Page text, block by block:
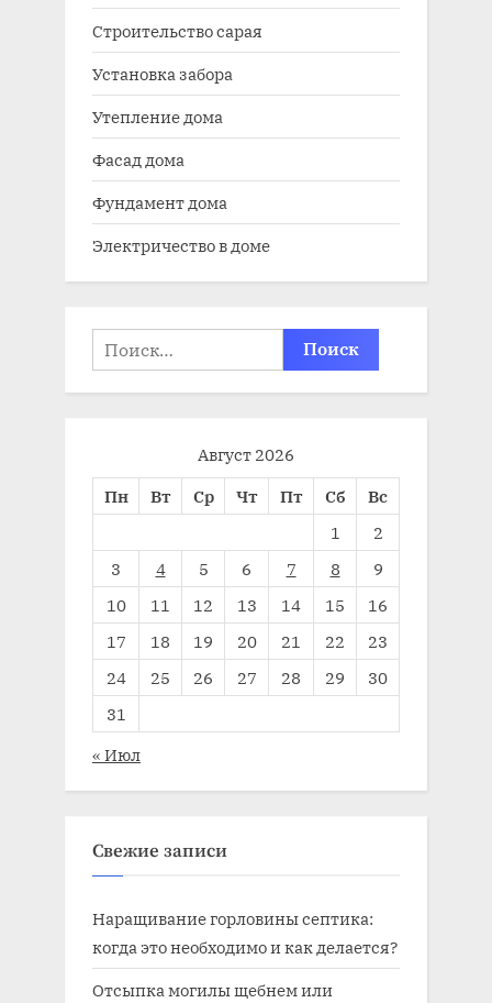
Строительство сарая
Установка забора
Утепление дома
Фасад дома
Фундамент дома
Электричество в доме
Найти:
Август 2026
Пн
Вт Ср Чт Пт Сб
Вс
1
2
3
4 5 6 7 8
9
10
11 12 13 14 15
16
17
18 19 20 21 22
23
24
25 26 27 28 29
30
31
« Июл
Свежие записи
Наращивание горловины септика:
когда это необходимо и как делается?
Отсыпка могилы щебнем или